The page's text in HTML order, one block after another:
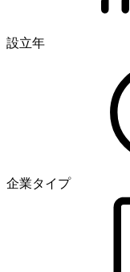
設立年
企業タイプ